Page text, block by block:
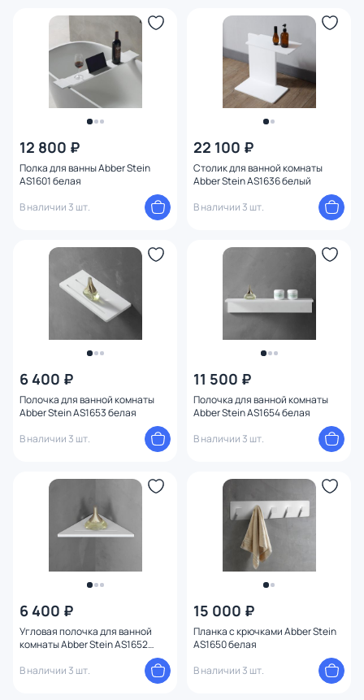
12 800 ₽
Полка для ванны Abber Stein
AS1601 белая
В наличии 3 шт.
22 100 ₽
Столик для ванной комнаты
Abber Stein AS1636 белый
В наличии 3 шт.
6 400 ₽
Полочка для ванной комнаты
Abber Stein AS1653 белая
В наличии 3 шт.
11 500 ₽
Полочка для ванной комнаты
Abber Stein AS1654 белая
В наличии 3 шт.
6 400 ₽
Угловая полочка для ванной
комнаты Abber Stein AS1652
В наличии 3 шт.
15 000 ₽
Планка с крючками Abber Stein
AS1650 белая
В наличии 3 шт.
Установка
Ширина (см)
Высота (см)